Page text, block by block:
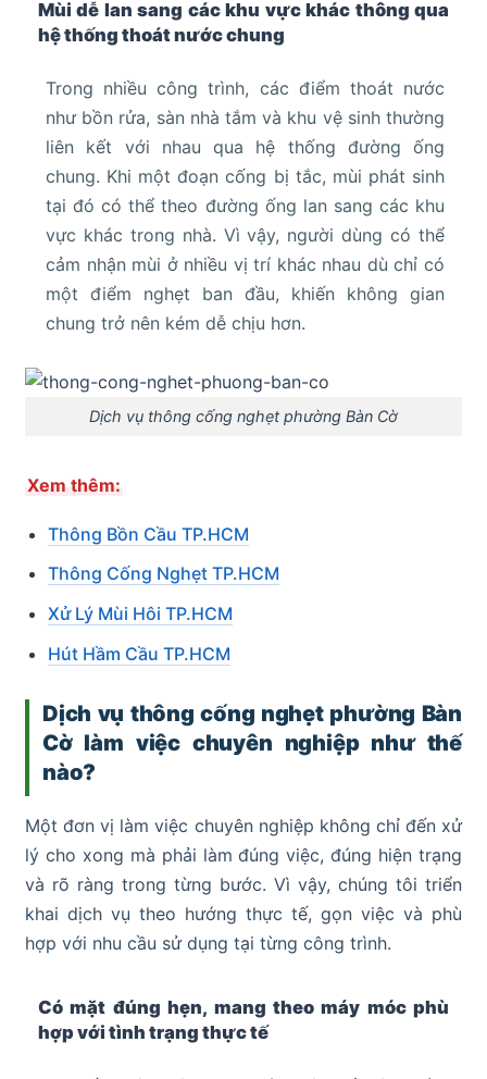
Mùi dễ lan sang các khu vực khác thông qua
hệ thống thoát nước chung
Trong nhiều công trình, các điểm thoát nước
như bồn rửa, sàn nhà tắm và khu vệ sinh thường
liên kết với nhau qua hệ thống đường ống
chung. Khi một đoạn cống bị tắc, mùi phát sinh
tại đó có thể theo đường ống lan sang các khu
vực khác trong nhà. Vì vậy, người dùng có thể
cảm nhận mùi ở nhiều vị trí khác nhau dù chỉ có
một điểm nghẹt ban đầu, khiến không gian
chung trở nên kém dễ chịu hơn.
Dịch vụ thông cống nghẹt phường Bàn Cờ
Xem thêm:
Thông Bồn Cầu TP.HCM
Thông Cống Nghẹt TP.HCM
Xử Lý Mùi Hôi TP.HCM
Hút Hầm Cầu TP.HCM
Dịch vụ thông cống nghẹt phường Bàn
Cờ làm việc chuyên nghiệp như thế
nào?
Một đơn vị làm việc chuyên nghiệp không chỉ đến xử
lý cho xong mà phải làm đúng việc, đúng hiện trạng
và rõ ràng trong từng bước. Vì vậy, chúng tôi triển
khai dịch vụ theo hướng thực tế, gọn việc và phù
hợp với nhu cầu sử dụng tại từng công trình.
Có mặt đúng hẹn, mang theo máy móc phù
hợp với tình trạng thực tế